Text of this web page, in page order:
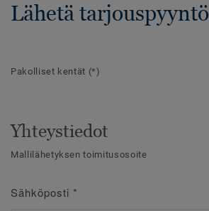
Lähetä tarjouspyyntö
Pakolliset kentät (*)
Yhteystiedot
Mallilähetyksen toimitusosoite
Sähköposti *